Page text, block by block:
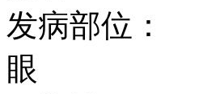
发病部位：
眼